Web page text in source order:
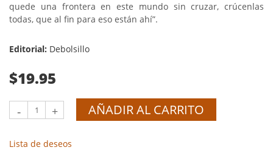
quede una frontera en este mundo sin cruzar, crúcenlas
todas, que al fin para eso están ahí”.
Editorial: Debolsillo
$19.95
- + AÑADIR AL CARRITO
Lista de deseos